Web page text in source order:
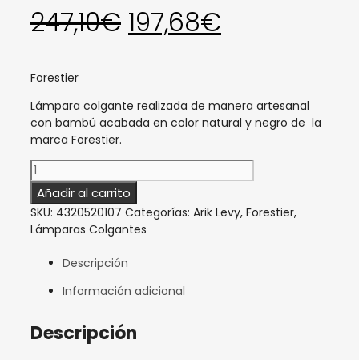
247,10€ El
original
era:
247,10€.
197,68€
actual
es:
197,68€.
Forestier
Lámpara colgante realizada de manera artesanal
con bambú acabada en color natural y negro de la
marca Forestier.
Lámpara
colgante
Bamboo
Light
M
negro
Añadir al carrito
SKU: 4320520107 Categorías: Arik Levy, Forestier,
Lámparas Colgantes
Descripción
Información adicional
Descripción